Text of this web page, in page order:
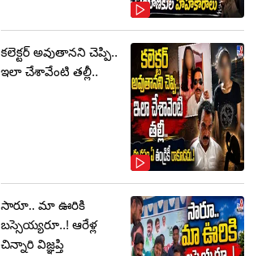
కలెక్టర్‌ అవుతానని చెప్పి..
ఇలా చేశావేంటి తల్లీ..
సారూ.. మా ఊరికి
బస్సెయ్యరూ..! ఆరేళ్ల
చిన్నారి విజ్ఞప్తి